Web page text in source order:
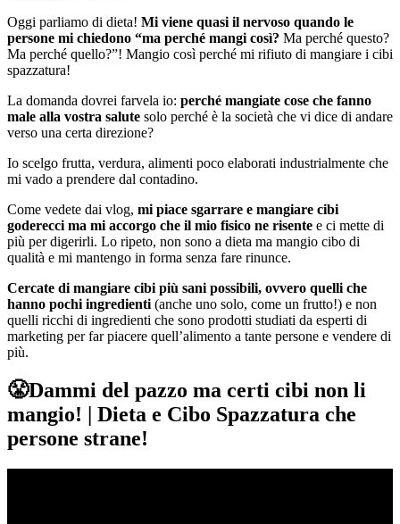
Oggi parliamo di dieta! Mi viene quasi il nervoso quando le
persone mi chiedono “ma perché mangi così? Ma perché questo?
Ma perché quello?”! Mangio così perché mi rifiuto di mangiare i cibi
spazzatura!
La domanda dovrei farvela io: perché mangiate cose che fanno
male alla vostra salute solo perché è la società che vi dice di andare
verso una certa direzione?
Io scelgo frutta, verdura, alimenti poco elaborati industrialmente che
mi vado a prendere dal contadino.
Come vedete dai vlog, mi piace sgarrare e mangiare cibi
goderecci ma mi accorgo che il mio fisico ne risente e ci mette di
più per digerirli. Lo ripeto, non sono a dieta ma mangio cibo di
qualità e mi mantengo in forma senza fare rinunce.
Cercate di mangiare cibi più sani possibili, ovvero quelli che
hanno pochi ingredienti (anche uno solo, come un frutto!) e non
quelli ricchi di ingredienti che sono prodotti studiati da esperti di
marketing per far piacere quell’alimento a tante persone e vendere di
più.
😤Dammi del pazzo ma certi cibi non li
mangio! | Dieta e Cibo Spazzatura che
persone strane!